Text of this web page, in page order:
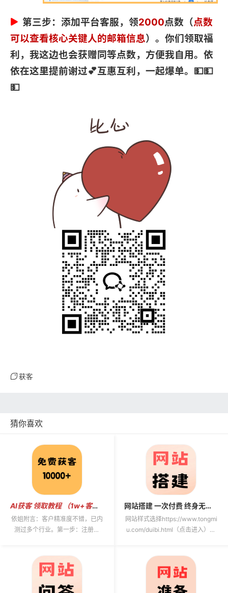
第三步：添加平台客服，领2000点数（点数
可以查看核心关键人的邮箱信息）。你们领取福
利，我这边也会获赠同等点数，方便我自用。依
依在这里提前谢过💕互惠互利，一起爆单。💵💵
💵
获客
猜你喜欢
AI获客 领取教程 （1w+客户信息免费领取）
依姐附言：客户精准度不错，已内
测过多个行业。第一步：注册账
网站搭建 一次付费 终身无续费
网站样式选择https://www.tongmi
u.com/duibi.html（点击进入）网